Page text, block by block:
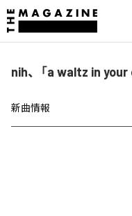
nih、「a waltz in
新曲情報